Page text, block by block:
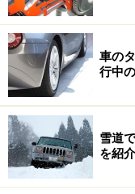
接合作業も非常に
しないようにする
などに注意すれば
性などについては、
説明書に従い
接着された印
車の
行中
雪道
を紹介